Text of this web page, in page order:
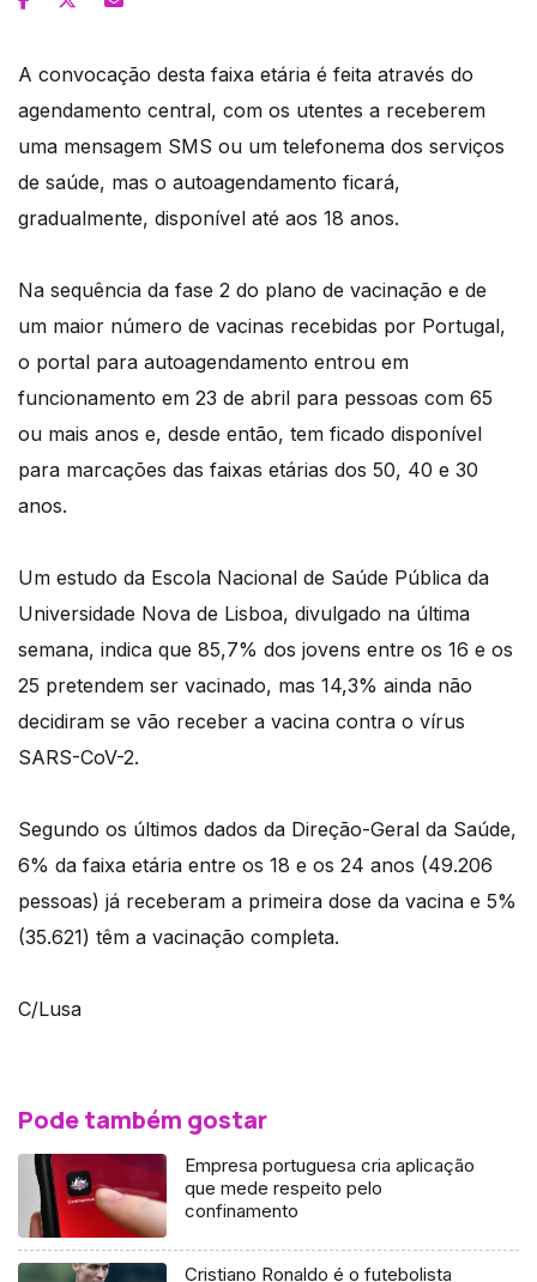
A convocação desta faixa etária é feita através do
agendamento central, com os utentes a receberem
uma mensagem SMS ou um telefonema dos serviços
de saúde, mas o autoagendamento ficará,
gradualmente, disponível até aos 18 anos.
Na sequência da fase 2 do plano de vacinação e de
um maior número de vacinas recebidas por Portugal,
o portal para autoagendamento entrou em
funcionamento em 23 de abril para pessoas com 65
ou mais anos e, desde então, tem ficado disponível
para marcações das faixas etárias dos 50, 40 e 30
anos.
Um estudo da Escola Nacional de Saúde Pública da
Universidade Nova de Lisboa, divulgado na última
semana, indica que 85,7% dos jovens entre os 16 e os
25 pretendem ser vacinado, mas 14,3% ainda não
decidiram se vão receber a vacina contra o vírus
SARS-CoV-2.
Segundo os últimos dados da Direção-Geral da Saúde,
6% da faixa etária entre os 18 e os 24 anos (49.206
pessoas) já receberam a primeira dose da vacina e 5%
(35.621) têm a vacinação completa.
C/Lusa
Pode também gostar
Empresa portuguesa cria aplicação
que mede respeito pelo
confinamento
Cristiano Ronaldo é o futebolista